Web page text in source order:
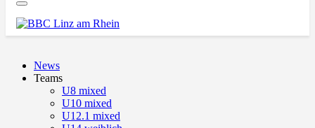
News
Teams
U8 mixed
U10 mixed
U12.1 mixed